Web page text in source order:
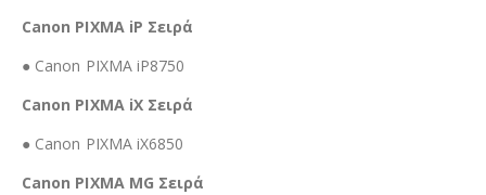
Canon PIXMA iP Σειρά
● Canon PIXMA iP8750
Canon PIXMA iX Σειρά
● Canon PIXMA iX6850
Canon PIXMA MG Σειρά